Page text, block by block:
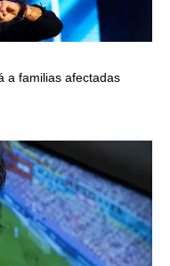
a familias afectadas